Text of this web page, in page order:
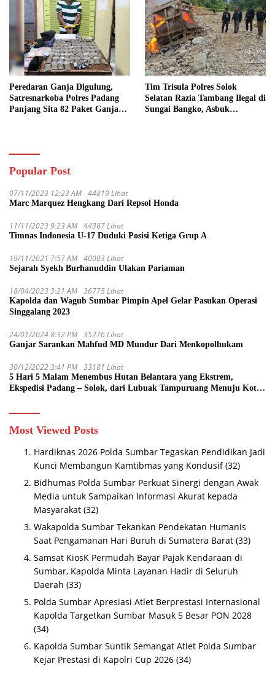
Peredaran Ganja Digulung,
Satresnarkoba Polres Padang
Panjang Sita 82 Paket Ganja
Tim Trisula Polres Solok
Selatan Razia Tambang Ilegal di
Sungai Bangko, Asbuk
Popular Post
07/11/2023 12:23 AM 44819 Lihat
Marc Marquez Hengkang Dari Repsol Honda
11/11/2023 9:23 AM 44387 Lihat
Timnas Indonesia U-17 Duduki Posisi Ketiga Grup A
19/11/2021 7:57 AM 40003 Lihat
Sejarah Syekh Burhanuddin Ulakan Pariaman
18/04/2023 3:21 AM 36775 Lihat
Kapolda dan Wagub Sumbar Pimpin Apel Gelar Pasukan Operasi
Singgalang 2023
24/01/2024 8:32 PM 35276 Lihat
Ganjar Sarankan Mahfud MD Mundur Dari Menkopolhukam
30/12/2022 3:41 PM 33181 Lihat
5 Hari 5 Malam Menembus Hutan Belantara yang Ekstrem,
Ekspedisi Padang – Solok, dari Lubuak Tampuruang Menuju Koto
Most Viewed Posts
Hardiknas 2026 Polda Sumbar Tegaskan Pendidikan Jadi
Kunci Membangun Kamtibmas yang Kondusif (32)
Bidhumas Polda Sumbar Perkuat Sinergi dengan Awak
Media untuk Sampaikan Informasi Akurat kepada
Masyarakat (32)
Wakapolda Sumbar Tekankan Pendekatan Humanis
Saat Pengamanan Hari Buruh di Sumatera Barat (33)
Samsat KiosK Permudah Bayar Pajak Kendaraan di
Sumbar, Kapolda Minta Layanan Hadir di Seluruh
Daerah (33)
Polda Sumbar Apresiasi Atlet Berprestasi Internasional
Kapolda Targetkan Sumbar Masuk 5 Besar PON 2028
(34)
Kapolda Sumbar Suntik Semangat Atlet Polda Sumbar
Kejar Prestasi di Kapolri Cup 2026 (34)